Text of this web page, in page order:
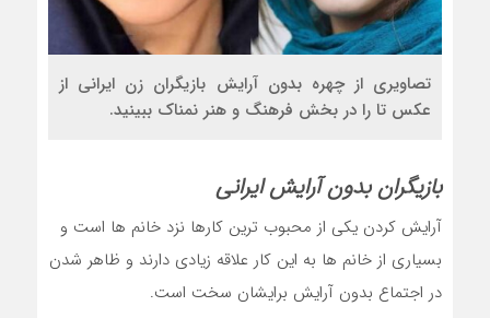
تصاویری از چهره بدون آرایش بازیگران زن ایرانی از
عکس تا را در بخش فرهنگ و هنر نمناک ببینید.
بازیگران بدون آرایش ایرانی
آرایش کردن یکی از محبوب ترین کارها نزد خانم ها است و
بسیاری از خانم ها به این کار علاقه زیادی دارند و ظاهر شدن
در اجتماع بدون آرایش برایشان سخت است.